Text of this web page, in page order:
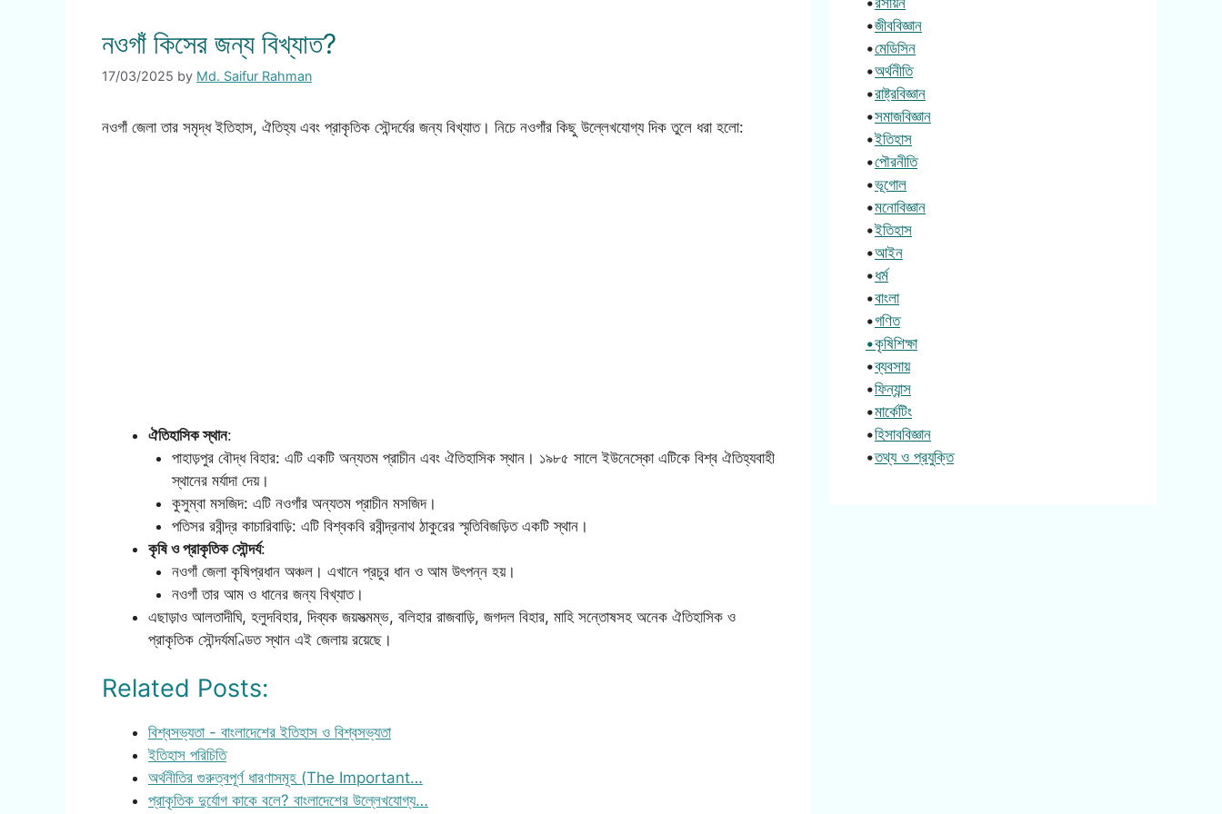
নওগাঁ কিসের জন্য বিখ্যাত?
17/03/2025 by Md. Saifur Rahman
নওগাঁ জেলা তার সমৃদ্ধ ইতিহাস, ঐতিহ্য এবং প্রাকৃতিক সৌন্দর্যের জন্য বিখ্যাত। নিচে নওগাঁর কিছু উল্লেখযোগ্য দিক তুলে ধরা হলো:
ঐতিহাসিক স্থান:
পাহাড়পুর বৌদ্ধ বিহার: এটি একটি অন্যতম প্রাচীন এবং ঐতিহাসিক স্থান। ১৯৮৫ সালে ইউনেস্কো এটিকে বিশ্ব ঐতিহ্যবাহী
স্থানের মর্যাদা দেয়।
কুসুম্বা মসজিদ: এটি নওগাঁর অন্যতম প্রাচীন মসজিদ।
পতিসর রবীন্দ্র কাচারিবাড়ি: এটি বিশ্বকবি রবীন্দ্রনাথ ঠাকুরের স্মৃতিবিজড়িত একটি স্থান।
কৃষি ও প্রাকৃতিক সৌন্দর্য:
নওগাঁ জেলা কৃষিপ্রধান অঞ্চল। এখানে প্রচুর ধান ও আম উৎপন্ন হয়।
নওগাঁ তার আম ও ধানের জন্য বিখ্যাত।
এছাড়াও আলতাদীঘি, হলুদবিহার, দিব্যক জয়সত্মম্ভ, বলিহার রাজবাড়ি, জগদল বিহার, মাহি সন্তোষসহ অনেক ঐতিহাসিক ও
প্রাকৃতিক সৌন্দর্যমণ্ডিত স্থান এই জেলায় রয়েছে।
Related Posts:
বিশ্বসভ্যতা - বাংলাদেশের ইতিহাস ও বিশ্বসভ্যতা
ইতিহাস পরিচিতি
অর্থনীতির গুরুত্বপূর্ণ ধারণাসমূহ (The Important…
প্রাকৃতিক দুর্যোগ কাকে বলে? বাংলাদেশের উল্লেখযোগ্য…
•জীববিজ্ঞান
•মেডিসিন
•অর্থনীতি
•রাষ্ট্রবিজ্ঞান
•সমাজবিজ্ঞান
•ইতিহাস
•পৌরনীতি
•ভূগোল
•মনোবিজ্ঞান
•ইতিহাস
•আইন
•ধর্ম
•বাংলা
•গণিত
•কৃষিশিক্ষা
•ব্যবসায়
•ফিন্যান্স
•মার্কেটিং
•হিসাববিজ্ঞান
•তথ্য ও প্রযুক্তি